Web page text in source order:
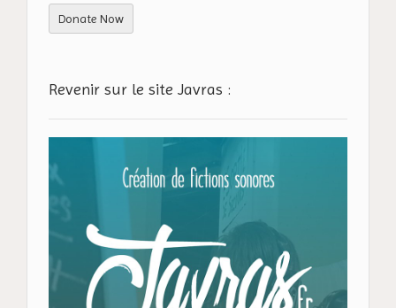
Donate Now
Revenir sur le site Javras :